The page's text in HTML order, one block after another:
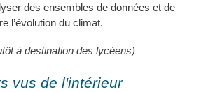
des ensembles de données et de
l’évolution du climat.
à destination des lycéens)
vus de l'intérieur